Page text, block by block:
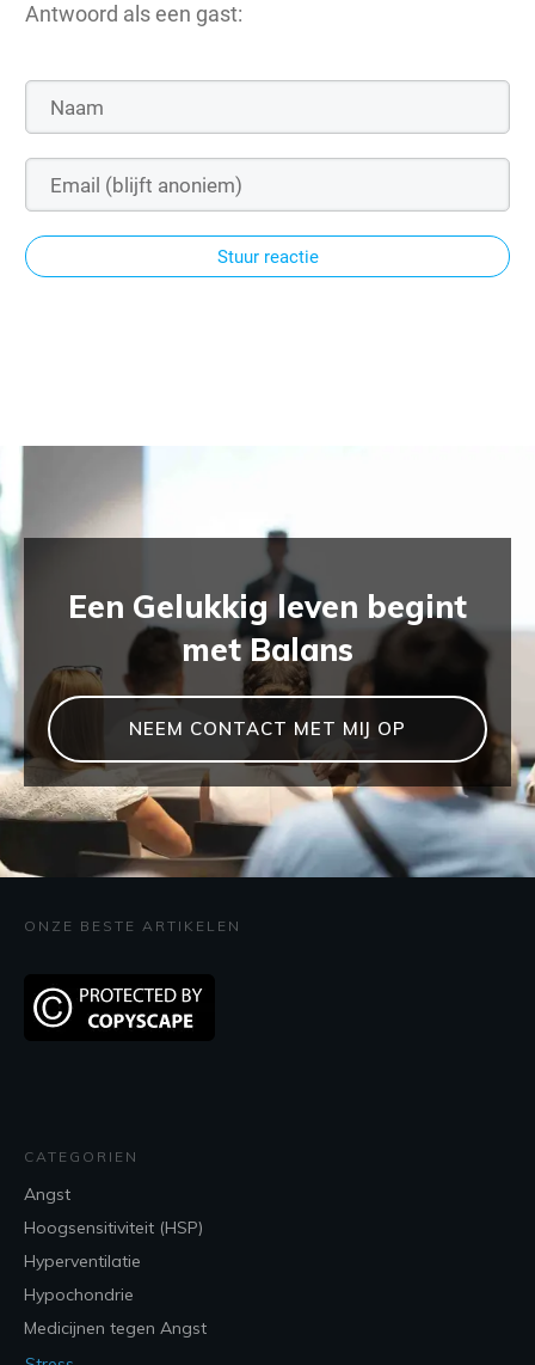
Antwoord als een gast:
Stuur reactie
Een Gelukkig leven begint
met Balans
NEEM CONTACT MET MIJ OP
ONZE BESTE ARTIKELEN
CATEGORIEN
Angst
Hoogsensitiviteit (HSP)
Hyperventilatie
Hypochondrie
Medicijnen tegen Angst